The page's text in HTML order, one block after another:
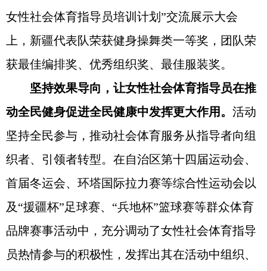
女性社会体育指导员培训计划”交流展示大会
上，新疆代表队荣获健身操舞类一等奖，团队荣
获最佳编排奖、优秀组织奖、最佳服装奖。
坚持效果导向，让女性社会体育指导员在推
动全民健身促进全民健康中发挥更大作用。 活动
坚持全民参与，推动社会体育服务从指导者向组
织者、引领者转型。在自治区第十四届运动会、
首届冬运会、环塔国际拉力赛等综合性运动会以
及“援疆杯”足球赛、“兵地杯”篮球赛等群众体育
品牌赛事活动中，充分调动了女性社会体育指导
员热情参与的积极性，发挥出其在活动中组织、